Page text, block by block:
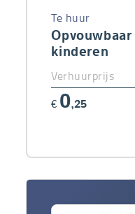
kinderen
Te huur
Verhuurprijs
€ 0,25